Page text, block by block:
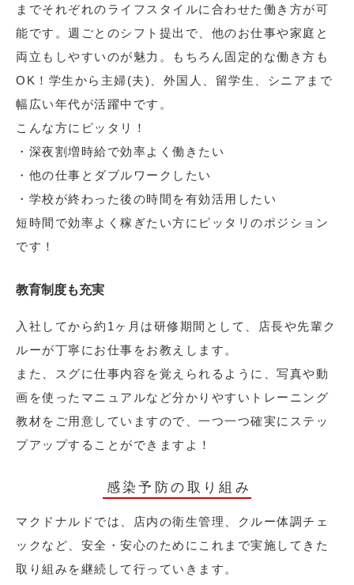
までそれぞれのライフスタイルに合わせた働き方が可
能です。週ごとのシフト提出で、他のお仕事や家庭と
両立もしやすいのが魅力。もちろん固定的な働き方も
OK！学生から主婦(夫)、外国人、留学生、シニアまで
幅広い年代が活躍中です。
こんな方にピッタリ！
・深夜割増時給で効率よく働きたい
・他の仕事とダブルワークしたい
・学校が終わった後の時間を有効活用したい
短時間で効率よく稼ぎたい方にピッタリのポジション
です！
教育制度も充実
入社してから約1ヶ月は研修期間として、店長や先輩ク
ルーが丁寧にお仕事をお教えします。
また、スグに仕事内容を覚えられるように、写真や動
画を使ったマニュアルなど分かりやすいトレーニング
教材をご用意していますので、一つ一つ確実にステッ
プアップすることができますよ！
感染予防の取り組み
マクドナルドでは、店内の衛生管理、クルー体調チェ
ックなど、安全・安心のためにこれまで実施してきた
取り組みを継続して行っていきます。